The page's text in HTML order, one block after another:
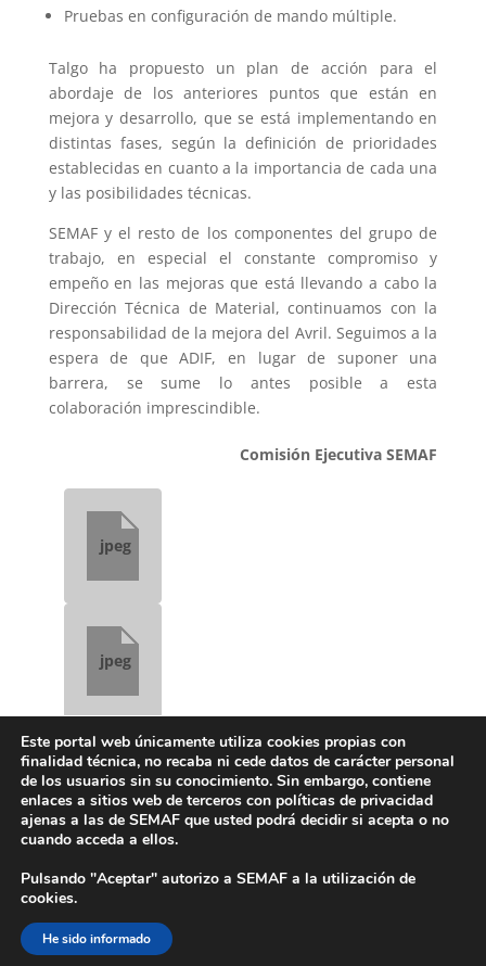
Pruebas en configuración de mando múltiple.
Talgo ha propuesto un plan de acción para el
abordaje de los anteriores puntos que están en
mejora y desarrollo, que se está implementando en
distintas fases, según la definición de prioridades
establecidas en cuanto a la importancia de cada una
y las posibilidades técnicas.
SEMAF y el resto de los componentes del grupo de
trabajo, en especial el constante compromiso y
empeño en las mejoras que está llevando a cabo la
Dirección Técnica de Material, continuamos con la
responsabilidad de la mejora del Avril. Seguimos a la
espera de que ADIF, en lugar de suponer una
barrera, se sume lo antes posible a esta
colaboración imprescindible.
Comisión Ejecutiva SEMAF
jpeg
jpeg
[WORDPRESS_PDF]
Aviso Legal
Política de Privacidad
Diseñado por
Este portal web únicamente utiliza cookies propias con
finalidad técnica, no recaba ni cede datos de carácter personal
de los usuarios sin su conocimiento. Sin embargo, contiene
enlaces a sitios web de terceros con políticas de privacidad
ajenas a las de SEMAF que usted podrá decidir si acepta o no
cuando acceda a ellos.
Pulsando "Aceptar" autorizo a SEMAF a la utilización de
cookies.
He sido informado